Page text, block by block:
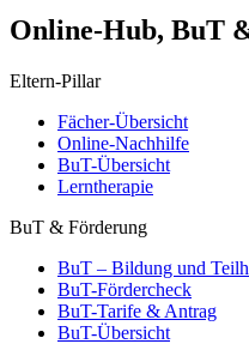
Online-Hub, BuT
Eltern-Pillar
Fächer-Übersicht
Online-Nachhilfe
BuT-Übersicht
Lerntherapie
BuT & Förderung
BuT – Bildung und
BuT-Fördercheck
BuT-Tarife & Antrag
BuT-Übersicht